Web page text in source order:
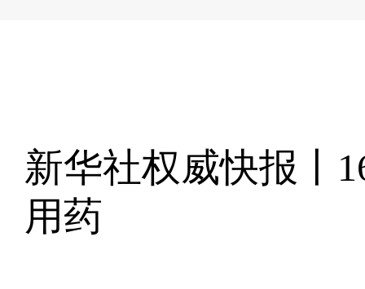
新华社权威快报丨
用药